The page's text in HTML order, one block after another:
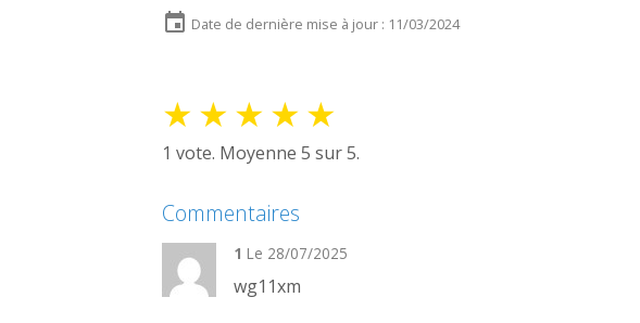
Date de dernière mise à jour : 11/03/2024
★★★★★
1 vote. Moyenne5 sur 5.
Commentaires
1 Le 28/07/2025
wg11xm